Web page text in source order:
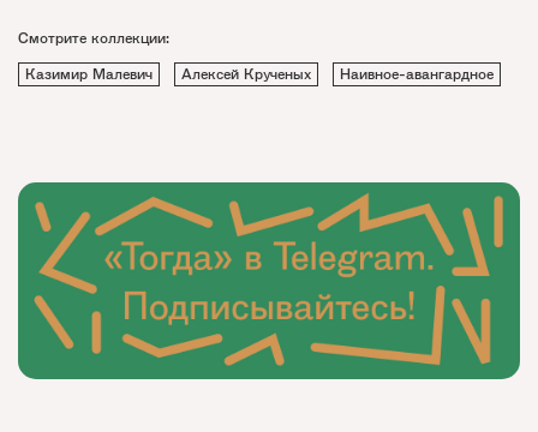
Смотрите коллекции:
Казимир Малевич
Алексей Крученых Наивное-авангардное